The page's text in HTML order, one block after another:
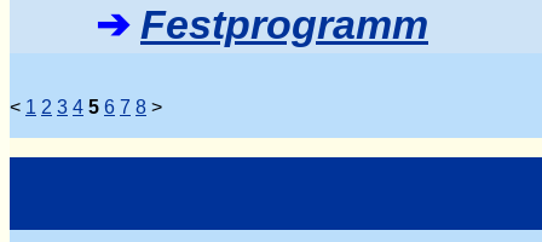
➔ Festprogramm
< 1 2 3 4 5 6 7 8 >